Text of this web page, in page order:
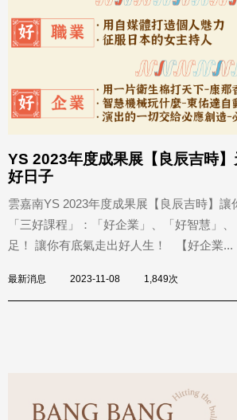
YS 2023年度成果展【良辰吉時
好日子
雲嘉南YS 2023年度成果展【良辰吉時】讓
「三好課程」：「好企業」、「好智慧」
足！ 讓你有底氣走出好人生！ 【好企業...
最新消息 2023-11-08 1,849次